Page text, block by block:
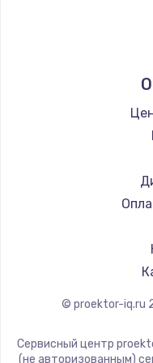
© proektor-iq.ru
Сервисный центр
(не авторизованным)